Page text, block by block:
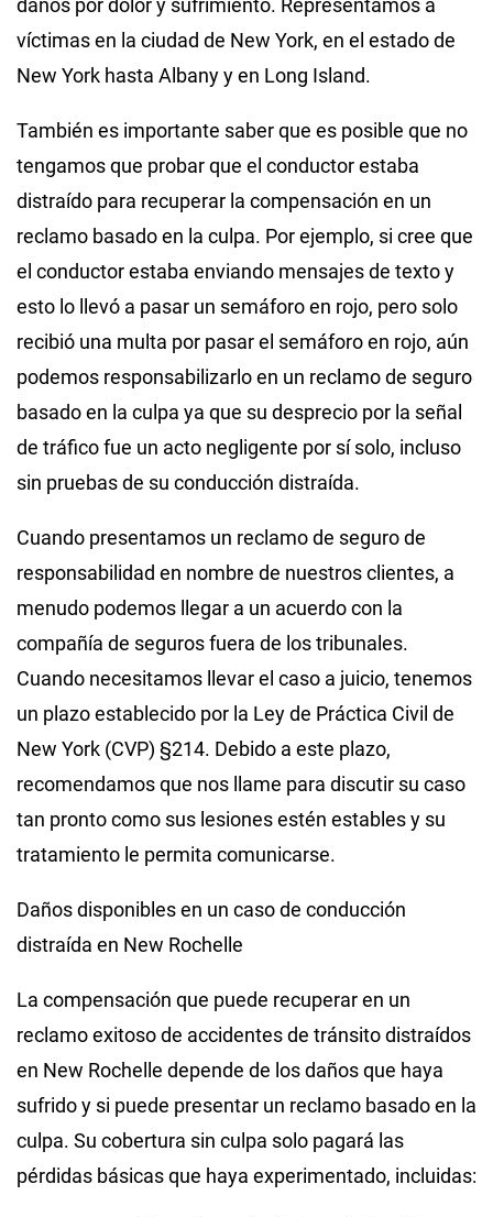
daños por dolor y sufrimiento. Representamos a
víctimas en la ciudad de New York, en el estado de
New York hasta Albany y en Long Island.
También es importante saber que es posible que no
tengamos que probar que el conductor estaba
distraído para recuperar la compensación en un
reclamo basado en la culpa. Por ejemplo, si cree que
el conductor estaba enviando mensajes de texto y
esto lo llevó a pasar un semáforo en rojo, pero solo
recibió una multa por pasar el semáforo en rojo, aún
podemos responsabilizarlo en un reclamo de seguro
basado en la culpa ya que su desprecio por la señal
de tráfico fue un acto negligente por sí solo, incluso
sin pruebas de su conducción distraída.
Cuando presentamos un reclamo de seguro de
responsabilidad en nombre de nuestros clientes, a
menudo podemos llegar a un acuerdo con la
compañía de seguros fuera de los tribunales.
Cuando necesitamos llevar el caso a juicio, tenemos
un plazo establecido por la Ley de Práctica Civil de
New York (CVP) §214. Debido a este plazo,
recomendamos que nos llame para discutir su caso
tan pronto como sus lesiones estén estables y su
tratamiento le permita comunicarse.
Daños disponibles en un caso de conducción
distraída en New Rochelle
La compensación que puede recuperar en un
reclamo exitoso de accidentes de tránsito distraídos
en New Rochelle depende de los daños que haya
sufrido y si puede presentar un reclamo basado en la
culpa. Su cobertura sin culpa solo pagará las
pérdidas básicas que haya experimentado, incluidas: